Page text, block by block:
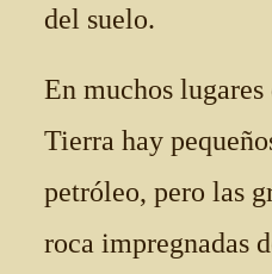
del suelo.
En muchos
Tierra hay
petróleo, pero las
roca impregnadas